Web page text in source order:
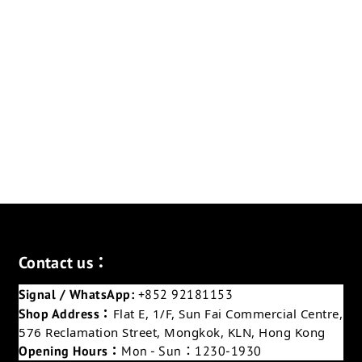
Contact us：
Signal / WhatsApp: +852 92181153
Shop Address： Flat E, 1/F, Sun Fai Commercial Centre,
576 Reclamation Street, Mongkok, KLN, Hong Kong
Opening Hours： Mon - Sun：1230-1930